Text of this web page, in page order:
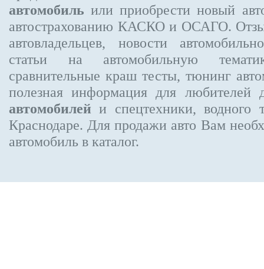
автомобиль или приобрести новый
автострахованию КАСКО и ОСАГО.
автовладельцев, новости
статьи на автомобильную
сравнительные краш тесты, тюнинг
полезная информация для любителей
автомобилей и спецтехники, водного
Краснодаре. Для продажи авто Вам
автомобиль в каталог.